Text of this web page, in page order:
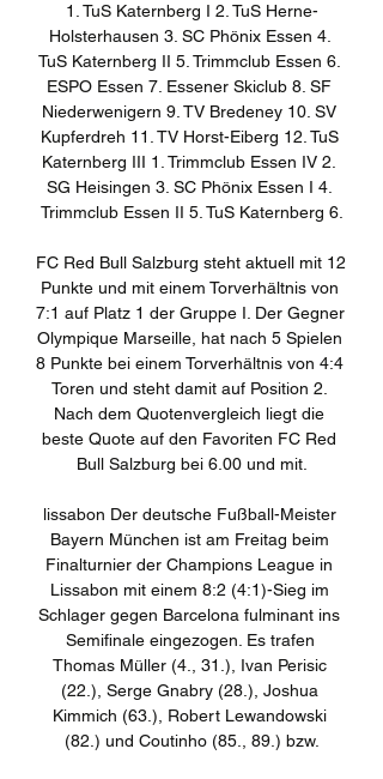
1. TuS Katernberg I 2. TuS Herne-Holsterhausen 3. SC Phönix Essen 4. TuS Katernberg II 5. Trimmclub Essen 6. ESPO Essen 7. Essener Skiclub 8. SF Niederwenigern 9. TV Bredeney 10. SV Kupferdreh 11. TV Horst-Eiberg 12. TuS Katernberg III 1. Trimmclub Essen IV 2. SG Heisingen 3. SC Phönix Essen I 4. Trimmclub Essen II 5. TuS Katernberg 6.

FC Red Bull Salzburg steht aktuell mit 12 Punkte und mit einem Torverhältnis von 7:1 auf Platz 1 der Gruppe I. Der Gegner Olympique Marseille, hat nach 5 Spielen 8 Punkte bei einem Torverhältnis von 4:4 Toren und steht damit auf Position 2. Nach dem Quotenvergleich liegt die beste Quote auf den Favoriten FC Red Bull Salzburg bei 6.00 und mit.

lissabon Der deutsche Fußball-Meister Bayern München ist am Freitag beim Finalturnier der Champions League in Lissabon mit einem 8:2 (4:1)-Sieg im Schlager gegen Barcelona fulminant ins Semifinale eingezogen. Es trafen Thomas Müller (4., 31.), Ivan Perisic (22.), Serge Gnabry (28.), Joshua Kimmich (63.), Robert Lewandowski (82.) und Coutinho (85., 89.) bzw.

Hoffenheim 1899 gegen Köln im Live-Stream Wer vor 2 Stunden — TSG Hoffenheim gegen 1. FC Köln Live-Ticker (und kostenlos Übertragung Video Live-Stream sehen im Internet) startet am 11. Feb.

Datum: Uhrzeit: Ort: Sonntag, 05.07.2020: 11:00 Uhr: Trainingsauftakt: Schetters Busch: Mittwoch, 15.07.2020: 19:00 Uhr: SW Alstaden: Heim: Samstag, 18.07.2020: 13:00 Uhr

TSG 1899 Hoffenheim vs. 1. FC Köln Wer überträgt TSG 1899 Hoffenheim - 1. FC Köln heute live im Stream oder TV? Finde jetzt heraus, ob du es auf Prime Video, DAZN & co live schauen kannst!

Bisherige Vereine: SC Weyer, TV Bornich, TuS Ahrbach, SC 07 Bad Neuenahr, SG Essen-Schönebeck Größte Erfolge: DFB-Pokalsieg 2010 33 - Kathleen "Paula" Radtke Position: Abwehr Geburtsdatum: 31.01.1985 Nationalität: deutsch Größe: 165 cm Lebensmotto: Das Leben ist wie Rad fahren, um die BALANCE zu halten, gilt es sich zu bewegen. Beim MSV seit: 2016 Bisherige Vereine: VfB Gröbzig, CFC.

Nach Titelverteidiger FC Bayern scheitert beim Meisterturnier der Basketball-Bundesliga auch Ex-Serienchampion Brose Bamberg. Damit gibt es erstmals seit 2009 wieder einen anderen Triumphator.

Auto mieten Schweiz Günstig bei MietwagenCheck.CH buchen. Hole deinen Leihwagen direkt am Flughafen in der Schweiz ab. Z.B. bei der Autovermietung am Flughafen Zürich.

Genaue Prognose zum Wolfsburg vs. RB Leipzig am 07.03.2020. Neben dem Tipp, Quoten und einer Prognose informieren wir Sie auch über Statistik & aktuelle Form der Teams

Der MSV Duisburg empfängt am heutigen Sonntag in der 3. Liga den FC Bayern München II. SPOX zeigt Euch, wo und wann Ihr die Partie heute live im TV, Livestream und Liveticker verfolgen könnt.

Topic: Spieltag: Bayer 04 Leverkusen - SV Werder Bremen, Commenti: , Ultima risposta: 14/dic/ - Bayer Leverkusen siegt bei Werder Bremen deutlich mit vor 1 Tag Weil sich Milos Veljkovic im Spiel von Werder Bremen gegen Schalke Es war der Tag, an dem Werder Bremen gegen Bayer Leverkusen im.

Rasenballsport Leipzig rockt die Bundesliga. Auch wenn das letzte Spiel des Jahres gegen den FC Bayern verloren ging, hat RB alle positiv überrascht. Ganz anders die Bilanz beim VfL Wolfsburg. Torsten Rößler zum Fußballjahr der Wolfsburger und der wilden, roten Bullen aus Leipzig.Zurück zur Übersicht

1899 Hoffenheim gegen 1. FC Köln Liveticker Schaue die Begegnung jetzt live bei DAZN (Anzeige). TV. Hoffenheim - Köln im Fernsehen/Stream Die Partie wird live übertragen bei: DAZN. Ort. Das Stadion ...

Tabellenführer Austria Klagenfurt hat den Ein-Punkt-Vorsprung auf Verfolger SV Ried in der 2. Fußball-Liga gewahrt. Einen Tag nach dem 1:0-Erfolg Rieds in Steyr setzten sich die Kärntner am.

Hoffenheim 1899 gegen Köln live im tv TSG Hoffenheim - 1. FC vor 3 Stunden — Bundesliga: TSG Hoffenheim vs 1. FC Köln live im TV und vor 5 Tagen — Live im TV und Online-Stream: So seht ihr das Bundesliga-Spiel zwischen ...

Während Lyon das rein deutsch-französische Halbfinal-Feld komplettierte und am Mittwoch auf Bayern München trifft, wird es bei Manchester City zur grossen Abrechnung kommen. Schon vor dem Spiel.

1. FC Köln gegen 1899 Hoffenheim Liveticker - Bundesliga 4 In einem furiosen Spiel setzt sich Hoffenheim gegen Köln mit 3:1 durch! Köln - Hoffenheim im Fernsehen/Stream Die Partie wird live übertragen bei ...

Die Champions League-Partien für das Viertelfinale wurden ausgelost: Der FC Bayern München erwartet Manchester United am 30./31. März in München. Das Rückspiel finder am 6./.7. April auf der.

Schönes renovierte Istrische Steinhaus steht hier zum Verkauf, nur rund ca.7 km von Porec, ca. 4 km vom Limski Kanal und Meer und ca. 4km von der Autobahn (Ypsilon). Das Haus bietet von der Terrasse einen wunderbaren und offenen Blick auf das Meer und die Natur, durch die freistehende und alleinige Lage haben Sie einen ungetrübten Blick rund um das Haus. Das Grundstück hat eine Fläche von.

FC will den Auswärtssieg : Köln-Trainer Schultz - Sportschau 0:54Dieser Audiostream ist ab dem 11.02.2024 um 08:20 Uhr abrufbar. Audiostream. Bundesliga live hören 1899 Hoffenheim gegen 1. FC Köln.Sportschau · sportschau.de · vor 1 Tag

Stream „Heute im Stadion“ Bayern 1: Von 15.05 bis 19 Uhr: Zum Webplayer „Arena“ hr1: Von 14 bis 18 Uhr: Zum MP3-Stream „Fußball-Bundesliga“ MDR info: Von 15.30 Uhr bis 17.30 Uhr: Zum MP3-Stream „Die Fußball-Bundesliga“ Bremen 1: Sa., 15 – 18 Uhr So., 15 – 20 Uhr: Zum MP3-Stream „Arena Liga Live“ radioeins (RBB) Von 14.00 bis 18.00 Uhr: Zum Webplayer „Sport und Musik.

Hoffenheim hofft gegen Köln auf Ende der Sieglosserie vor 11 Stunden — ZEIT ONLINE hat diese Meldung redaktionell nicht bearbeitet. Nach zuletzt sechs sieglosen Spielen hofft die TSG 1899 Hoffenheim gegen den 1.

Sead Hajrovic ist ein Fußballspieler aus Bosnien-Herzegowina (* 04.06.1993 in Brugg, Schweiz). Hajrovic spielt bei Grasshopper Club Zürich und ist Nationalspieler.

15:30 Wolfsburg : Freiburg 15:30 VfL Wolfsburg : SC Freiburg 15:30 Berlin : Frankfurt 15:30 Hertha BSC : Eintracht Frankfurt 15:30 Paderborn : Bremen 15:30 SC Paderborn 07 : Werder Bremen

Nach dem Unentschieden in Schaffhausen ist Vaduz nun zwei Punkte hinter GC zurückgefallen. Der bekannteste Namen beim FC Vaduz ist jener des Trainers. Mario Frick war früher ein pfeilschneller Stürmer, der viele Jahre unter anderem für den FC Basel und den FC St. Gallen spielte. Als Rekordnationalspieler Liechtensteins ist er im Ländle eine Legende. Noch weit davon entfernt ist sein …

Hallescher FC - Eintracht Braunschweig-Magenta Sport. 19.00 Uhr. 3. Liga . FC Bayern München II - SC Preußen Münster-Magenta Sport. 19.00 Uhr. 3. Liga. MSV Duisburg - FC Carl Zeiss Jena-Magenta.

TSG Hoffenheim vs. 1. FC Köln: Bundesliga heute live im 15.10.2021 — 15.10. 20:30, 1899 Hoffenheim, -:-, 1. FC Köln. 16.10. 15:30, Borussia FC Köln: Bundesliga heute live im TV und Livestream. TSG Hoffenheim vs ...

(ONLINE=) Hoffenheim gegen Köln live im tv 13. Spieltag vor 2 Stunden — (ONLINE=) Hoffenheim gegen Köln live im tv 13. Spieltag: Frauen-Bundesliga live im TV und im Stream 11 Februar 2024 24.01.2021 — Sinsheim ...

03.06.2017 Basketball ABL 2016/17 Olayoff Finale Spiel 3, Kapfenberg Bulls vs Oberwart Gunners Im Bild: ece Kapfenberg Bulls office@pictorial.at www.pictorial.at …

Denke die NLB wird diese Saison offen sein, Favoriten sind für mich Servette und Lausanne, Aussenseiterchancen sehe ich für Aarau, Schaffhausen und Vaduz. Glaube nicht das Aarau eine Lizenz fürs Oberhaus erhalten würde,zumindest nicht für den Rübliacker Brügglifeld!

Während bereits am Freitag viele Partien in Bottrop und Oberhausen abgesagt wurden, folgten am heutigen Samstag die nächsten Spielabsagen. So fallen nun auch folgende Partien aus: VfB Bottrop gegen Vohwinkel Wuppertal, Glückauf Möllen gegen GW Holten, Genc Osman Duisburg gegen VfR 08. Auf'm Platz zeigt euch eine Übersicht der Spiele, die nach aktuellem Stand morgen stattfinden würden.

Therme Loipersdorf, unseren. besonderen Dank auszusprechen. In Anbetracht und Würdigung deiner. besonderen Verdienste um die. Gemeinde Unterlamm hat der Gemeinderat. einstimmig beschlossen, dir die höchste Auszeichnung, nämlich das Ehrenbürgerrecht zu. verleihen. Wenn ich dir nun mit dankbarem. Herzen die Ehrenbürgerschaftsurkunde.

Wolfsburg (dpa) - Mit einem furiosen Tor-Feuerwerk hat RB Leipzig die beeindruckende Pflichtspielserie des VfL Wolfsburg in dieser Saison brachial beendet und das Achtelfinale des DFB-Pokals.

Braunschweiger "Löwen" mit Re-Start nach Maß 30.05.2020 17:58 Uhr Mit dem zwölften Saisonsieg hat Eintracht Braunschweig wichtige Punkte im Kampf um den Aufstieg gesammelt.

SC Paderborn 07 18 4 4 10 17:33 -16 16 17. 1860 München 18 2 8 8 15:23 -8 14 18. MSV Duisburg 18 2 5 11 15:33 -18 11 ~ Anm.: Sandhausen wurden vor dem Saisonstart wegen Verstößen gegen.

1. FC Köln: Startseite TSG 1899 Hoffenheim. vs. 1. FC Köln. Tickets U17 gewinnt gegen Aachen. 20.09.2021, 01:00 min. U21 verliert Derby gegen Gladbach.

Abgänge: Philip Bauer (1. FC Bocholt), Mirko Remmerde (VfR 08), Hasan Sahin (Ziel unbekannt). Trainer: Achim Meyer. Auftakt: 7. Juli. SV Adler Osterfeld . Zugänge: Sebastian Dorgarten, Marcel Herrera-Becker (beide RWO U 23), Milovan Gajic, Andy Pietrasch (beide eigene Jugend). Abgänge: Dejan Orlovic (Hamborn 07), Ece Bögus (Co-Trainer), Andreas Elsenrath, Irfan Durdu (beide Laufbahn.

Dieser Artikel behandelt die Bilanz des FC Bayern München im Europapokal.. Europapokalbilanz. Der International Football Cup (1963 und 1964) und der Messestädte-Pokal (1963 und 1971) waren internationale Wettbewerbe, die nicht durch den Kontinentalverband UEFA ausgetragen wurden.

1899 Hoffenheim vs. 1. FC Köln: TV, LIVE-STREAM und Co. 27.05.2020 — Hoffenheim trifft zu Hause auf den 1. FC Köln. Wo LIVE-STREAM, TV-Übertragung, LIVE-TICKER und mehr laufen, findet Ihr in diesem Artikel.

Klagenfurt (pts009/07.07.2008/09:50) - Eine der höchsten Erfolgsquoten aller Kinderwunschkliniken macht es möglich: "Zum Babymachen an den Wörtherse